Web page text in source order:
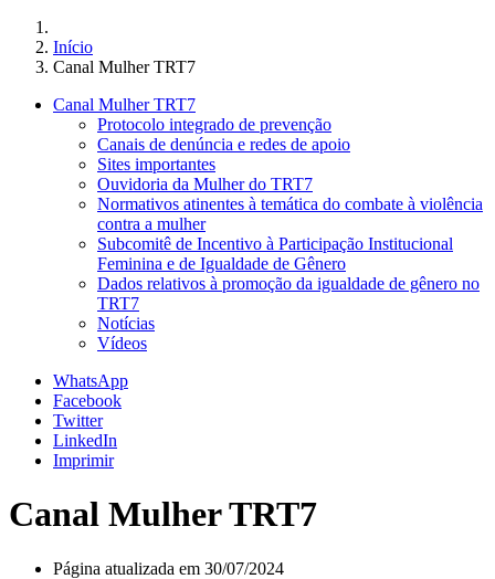
Início
Canal Mulher TRT7
Canal Mulher TRT7
Protocolo integrado de prevenção
Canais de denúncia e redes de apoio
Sites importantes
Ouvidoria da Mulher do TRT7
Normativos atinentes à temática do combate à violência
contra a mulher
Subcomitê de Incentivo à Participação Institucional
Feminina e de Igualdade de Gênero
Dados relativos à promoção da igualdade de gênero no
TRT7
Notícias
Vídeos
WhatsApp
Facebook
Twitter
LinkedIn
Imprimir
Canal Mulher TRT7
Página atualizada em 30/07/2024